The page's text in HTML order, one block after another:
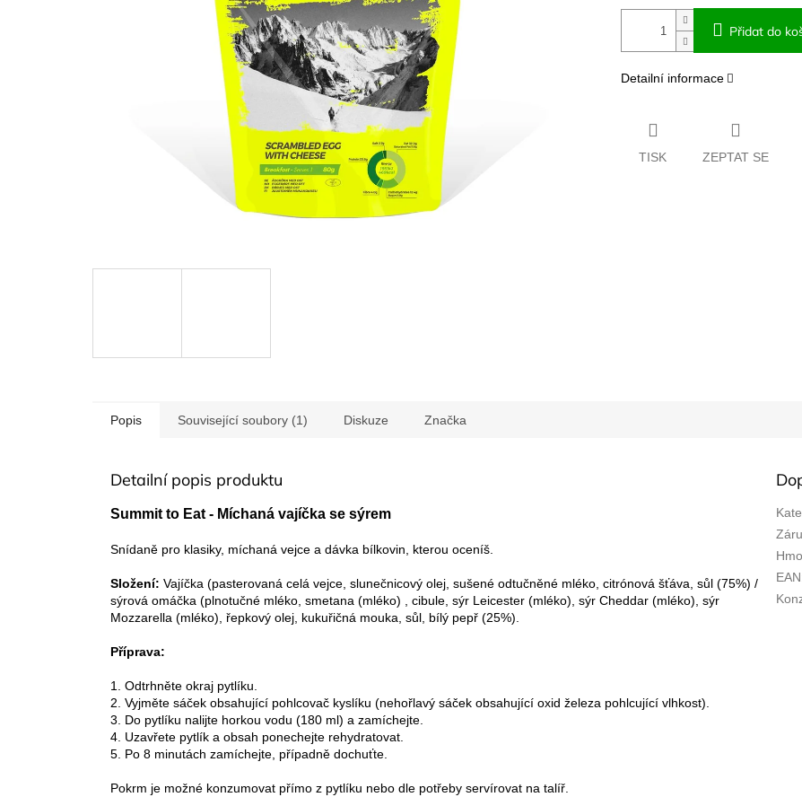
Přidat do
Detailní informace
TISK ZEPTAT SE
Popis Související soubory (1) Diskuze Značka
Detailní popis produktu
Summit to Eat - Míchaná vajíčka se sýrem
Snídaně pro klasiky, míchaná vejce a dávka bílkovin, kterou oceníš.
Složení: Vajíčka (pasterovaná celá vejce, slunečnicový olej, sušené odtučněné mléko, citrónová šťáva, sůl (75%) /
sýrová omáčka (plnotučné mléko, smetana (mléko) , cibule, sýr Leicester (mléko), sýr Cheddar (mléko), sýr
Mozzarella (mléko), řepkový olej, kukuřičná mouka, sůl, bílý pepř (25%).
Příprava:
1. Odtrhněte okraj pytlíku.
2. Vyjměte sáček obsahující pohlcovač kyslíku (nehořlavý sáček obsahující oxid železa pohlcující vlhkost).
3. Do pytlíku nalijte horkou vodu (180 ml) a zamíchejte.
4. Uzavřete pytlík a obsah ponechejte rehydratovat.
5. Po 8 minutách zamíchejte, případně dochuťte.
Pokrm je možné konzumovat přímo z pytlíku nebo dle potřeby servírovat na talíř.
EAN